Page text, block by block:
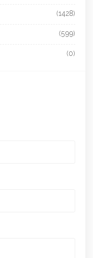
(1428)
(599)
(0)